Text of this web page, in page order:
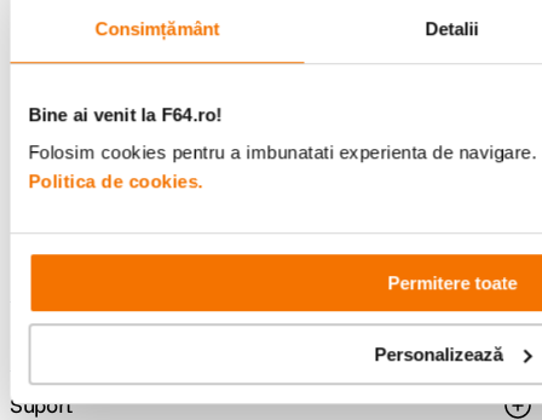
Consimțământ Detalii
Bine ai venit la F64.ro!
Folosim cookies pentru a imbunatati experienta de
Politica de cookies.
Permitere toate
Personalizează
Descopera inspiratie, recomandari utile,
ghiduri foto-video si oferte pregatite special
Comenzi si livrare
Suport